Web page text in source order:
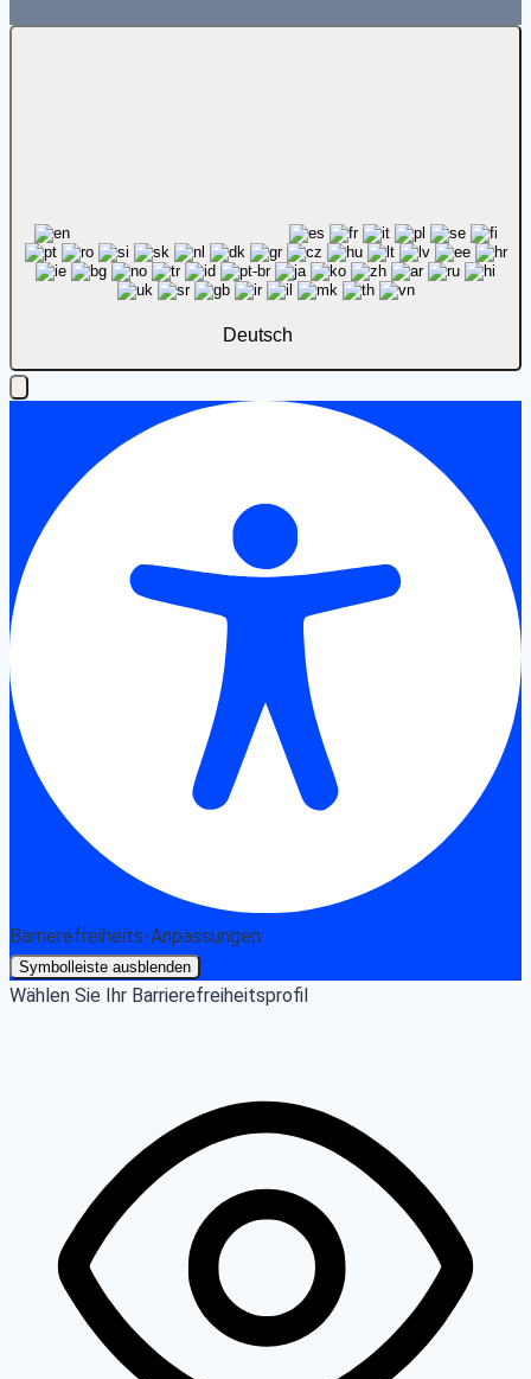
Deutsch
Barrierefreiheits-Anpassungen
Symbolleiste ausblenden
Wählen Sie Ihr Barrierefreiheitsprofil